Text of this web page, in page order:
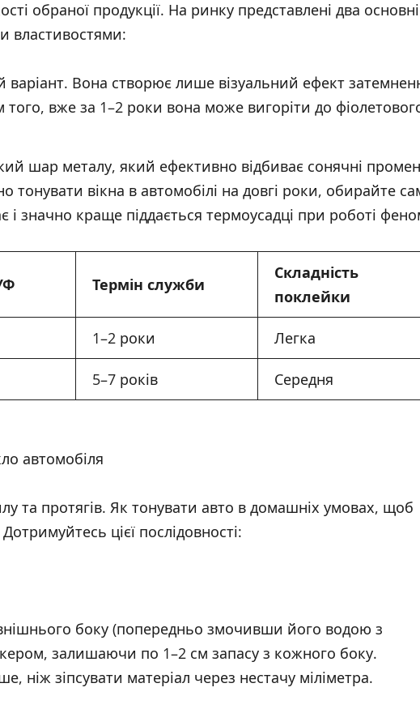
обраної продукції. На ринку представлені два основні
властивостями:
Вона створює лише візуальний ефект
вже за 1–2 роки вона може вигоріти до
шар металу, який ефективно відбиває сонячні
вікна в автомобілі на довгі роки, обирайте
і значно краще піддається термоусадці при роботі
Термін служби
Складність
поклейки
1–2 роки Легка
5–7 років Середня
автомобіля
та протягів. Як тонувати авто в домашніх умовах, щоб
цієї послідовності:
боку (попередньо змочивши його водою з
залишаючи по 1–2 см запасу з кожного боку.
ніж зіпсувати матеріал через нестачу міліметра.